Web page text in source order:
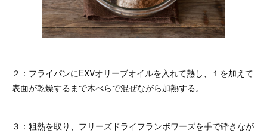
２：フライパンにEXVオリーブオイルを入れて熱し、１を加えて
表面が乾燥するまで木べらで混ぜながら加熱する。
３：粗熱を取り、フリーズドライフランボワーズを手で砕きなが